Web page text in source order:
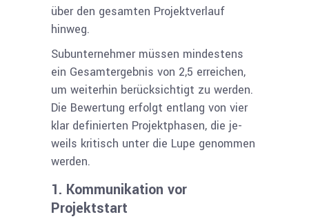
über den gesamten Projektverlauf
hinweg.
Subunternehmer müssen mindestens
ein Gesamtergebnis von 2,5 erreichen,
um weiterhin berücksichtigt zu werden.
Die Bewertung erfolgt entlang von vier
klar definierten Projektphasen, die je­
weils kritisch unter die Lupe genommen
werden.
1. Kommunikation vor
Projektstart